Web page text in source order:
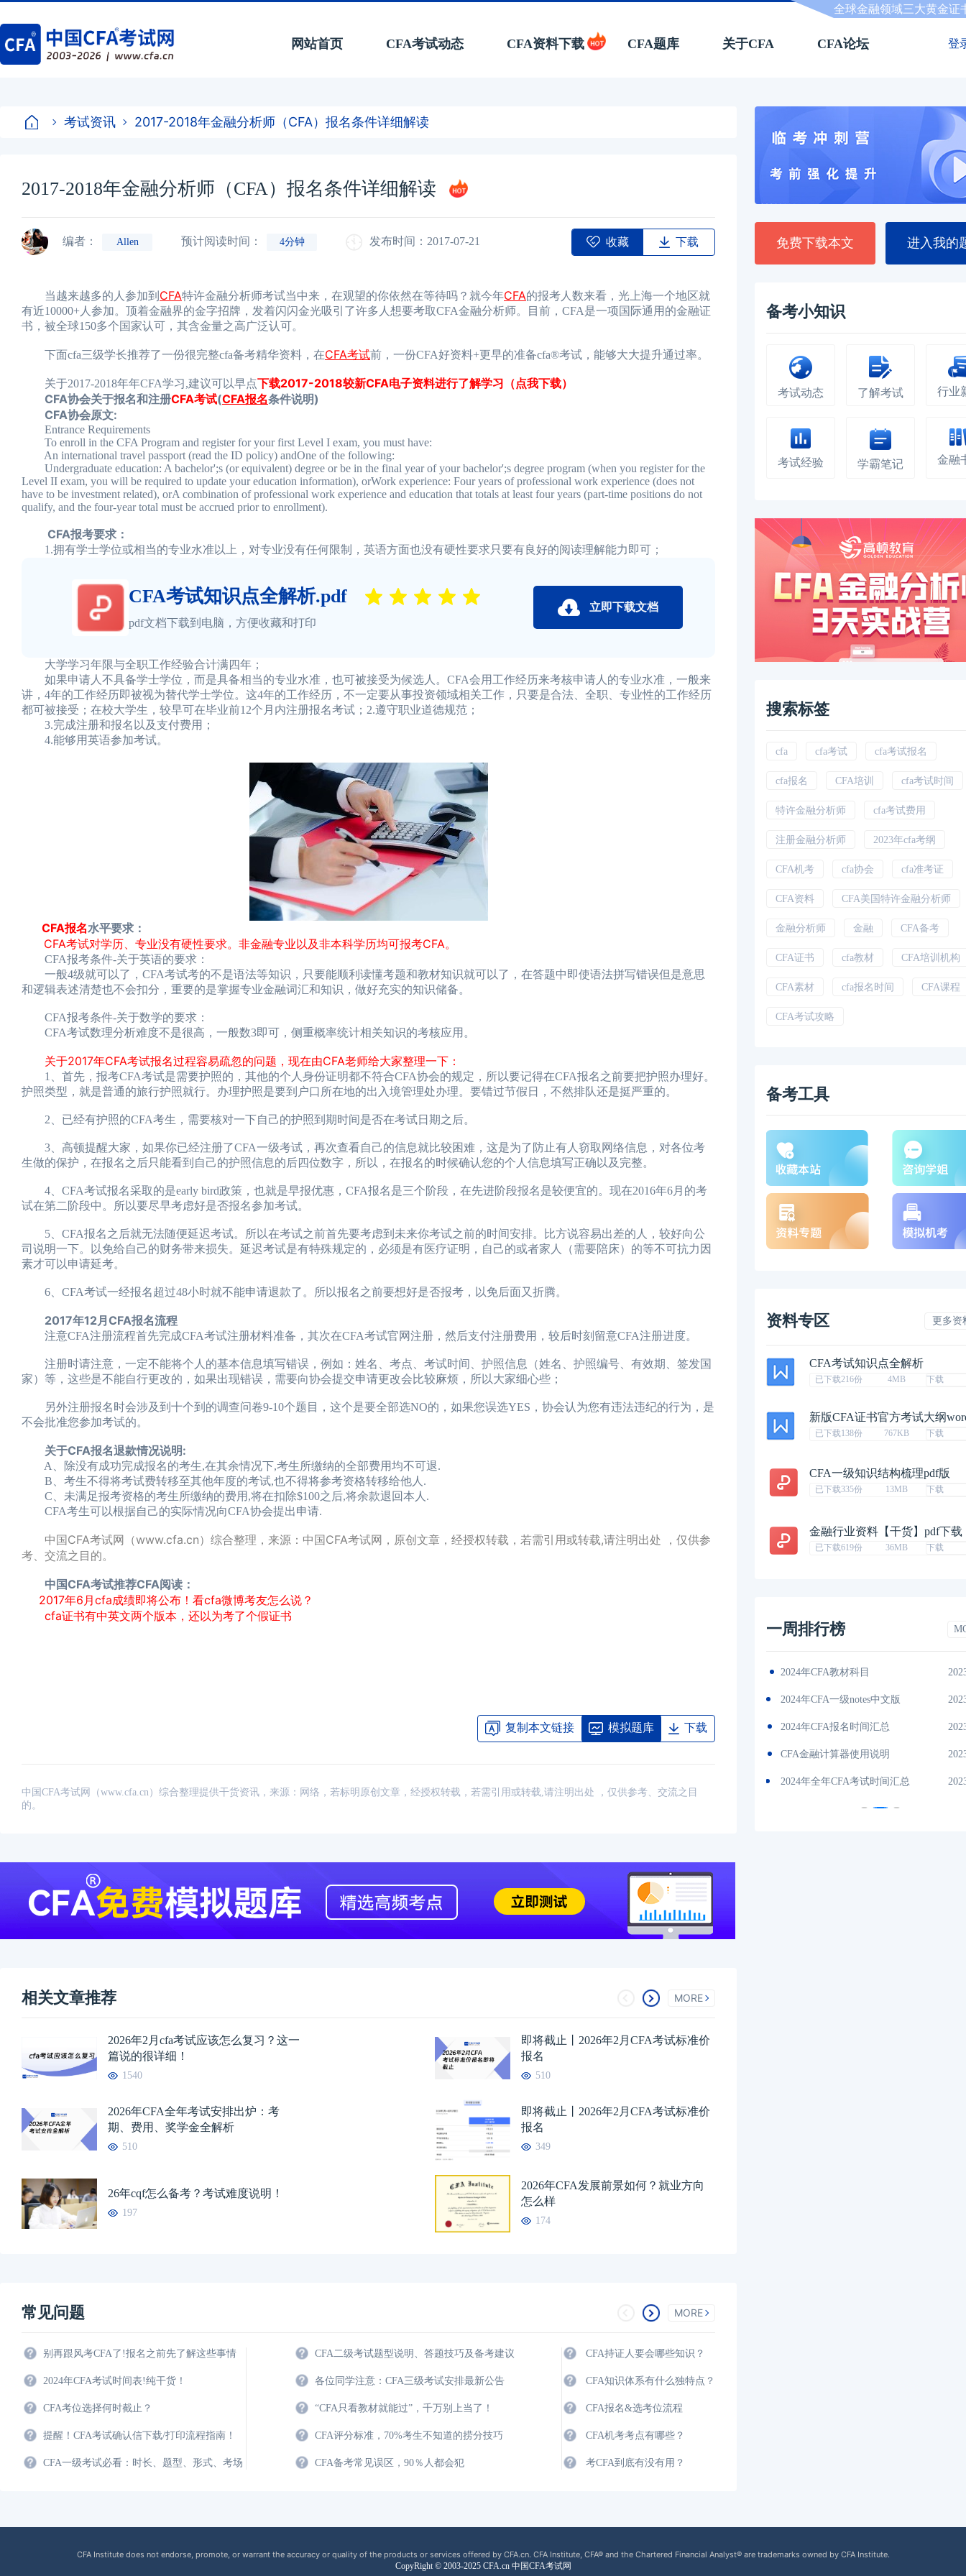
全球金融领域三大黄金证
网站首页 CFA考试动态 CFA资料下载 CFA题库 关于CFA CFA论坛 登
考试资讯 2017-2018年金融分析师（CFA）报名条件详细解读
2017-2018年金融分析师（CFA）报名条件详细解读
编者： Allen 预计阅读时间： 4分钟 发布时间：2017-07-21 收藏 下载
当越来越多的人参加到 CFA特许金融分析师考试当中来，在观望的你依然在等待吗？就今年CFA的报考人数来看，光上海一个地区就
有近10000+人参加。顶着金融界的金字招牌，发着闪闪金光吸引了许多人想要考取CFA金融分析师。目前，CFA是一项国际通用的金融证
书，被全球150多个国家认可，其含金量之高广泛认可。
下面cfa三级学长推荐了一份很完整cfa备考精华资料，在CFA考试前，一份CFA好资料+更早的准备cfa®考试，能够大大提升通过率。
关于2017-2018年年CFA学习,建议可以早点下载2017-2018较新CFA电子资料进行了解学习（点我下载）
CFA协会关于报名和注册CFA考试(CFA报名条件说明)
CFA协会原文:
Entrance Requirements
To enroll in the CFA Program and register for your first Level I exam, you must have:
An international travel passport (read the ID policy) andOne of the following:
Undergraduate education: A bachelor';s (or equivalent) degree or be in the final year of your bachelor';s degree program (when you register for the
Level II exam, you will be required to update your education information), orWork experience: Four years of professional work experience (does not
have to be investment related), orA combination of professional work experience and education that totals at least four years (part-time positions do not
qualify, and the four-year total must be accrued prior to enrollment).
CFA报考要求：
1.拥有学士学位或相当的专业水准以上，对专业没有任何限制，英语方面也没有硬性要求只要有良好的阅读理解能力即可；
CFA考试知识点全解析.pdf
pdf文档下载到电脑，方便收藏和打印
立即下载文档
大学学习年限与全职工作经验合计满四年；
如果申请人不具备学士学位，而是具备相当的专业水准，也可被接受为候选人。CFA会用工作经历来考核申请人的专业水准，一般来
讲，4年的工作经历即被视为替代学士学位。这4年的工作经历，不一定要从事投资领域相关工作，只要是合法、全职、专业性的工作经历
都可被接受；在校大学生，较早可在毕业前12个月内注册报名考试；2.遵守职业道德规范；
3.完成注册和报名以及支付费用；
4.能够用英语参加考试。
CFA报名水平要求：
CFA考试对学历、专业没有硬性要求。非金融专业以及非本科学历均可报考CFA。
CFA报考条件-关于英语的要求：
一般4级就可以了，CFA考试考的不是语法等知识，只要能顺利读懂考题和教材知识就可以了，在答题中即使语法拼写错误但是意思
和逻辑表述清楚也不会扣分，重要的是掌握专业金融词汇和知识，做好充实的知识储备。
CFA报考条件-关于数学的要求：
CFA考试数理分析难度不是很高，一般数3即可，侧重概率统计相关知识的考核应用。
关于2017年CFA考试报名过程容易疏忽的问题，现在由CFA老师给大家整理一下：
1、首先，报考CFA考试是需要护照的，其他的个人身份证明都不符合CFA协会的规定，所以要记得在CFA报名之前要把护照办理好。
护照类型，就是普通的旅行护照就行。办理护照是要到户口所在地的出入境管理处办理。要错过节假日，不然排队还是挺严重的。
2、已经有护照的CFA考生，需要核对一下自己的护照到期时间是否在考试日期之后。
3、高顿提醒大家，如果你已经注册了CFA一级考试，再次查看自己的信息就比较困难，这是为了防止有人窃取网络信息，对各位考
生做的保护，在报名之后只能看到自己的护照信息的后四位数字，所以，在报名的时候确认您的个人信息填写正确以及完整。
4、CFA考试报名采取的是early bird政策，也就是早报优惠，CFA报名是三个阶段，在先进阶段报名是较便宜的。现在2016年6月的考
试在第二阶段中。所以要尽早考虑好是否报名参加考试。
5、CFA报名之后就无法随便延迟考试。所以在考试之前首先要考虑到未来你考试之前的时间安排。比方说容易出差的人，较好向公
司说明一下。以免给自己的财务带来损失。延迟考试是有特殊规定的，必须是有医疗证明，自己的或者家人（需要陪床）的等不可抗力因
素才可以申请延考。
6、CFA考试一经报名超过48小时就不能申请退款了。所以报名之前要想好是否报考，以免后面又折腾。
2017年12月CFA报名流程
注意CFA注册流程首先完成CFA考试注册材料准备，其次在CFA考试官网注册，然后支付注册费用，较后时刻留意CFA注册进度。
注册时请注意，一定不能将个人的基本信息填写错误，例如：姓名、考点、考试时间、护照信息（姓名、护照编号、有效期、签发国
家）等，这些是不能自行更改的，如果出现错误，需要向协会提交申请更改会比较麻烦，所以大家细心些；
另外注册报名时会涉及到十个到的调查问卷9-10个题目，这个是要全部选NO的，如果您误选YES，协会认为您有违法违纪的行为，是
不会批准您参加考试的。
关于CFA报名退款情况说明:
A、除没有成功完成报名的考生,在其余情况下,考生所缴纳的全部费用均不可退.
B、考生不得将考试费转移至其他年度的考试,也不得将参考资格转移给他人.
C、未满足报考资格的考生所缴纳的费用,将在扣除$100之后,将余款退回本人.
CFA考生可以根据自己的实际情况向CFA协会提出申请.
中国CFA考试网（www.cfa.cn）综合整理，来源：中国CFA考试网，原创文章，经授权转载，若需引用或转载,请注明出处 ，仅供参
考、交流之目的。
中国CFA考试推荐CFA阅读：
2017年6月cfa成绩即将公布！看cfa微博考友怎么说？
cfa证书有中英文两个版本，还以为考了个假证书
复制本文链接 模拟题库 下载
中国CFA考试网（www.cfa.cn）综合整理提供干货资讯，来源：网络，若标明原创文章，经授权转载，若需引用或转载,请注明出处 ，仅供参考、交流之目
的。
相关文章推荐 MORE
2026年2月cfa考试应该怎么复习？这一
篇说的很详细！
1540
即将截止丨2026年2月CFA考试标准价
报名
510
2026年CFA全年考试安排出炉：考
期、费用、奖学金全解析
510
即将截止丨2026年2月CFA考试标准价
报名
349
26年cqf怎么备考？考试难度说明！
197
2026年CFA发展前景如何？就业方向
怎么样
174
常见问题 MORE
别再跟风考CFA了!报名之前先了解这些事情
2024年CFA考试时间表!纯干货！
CFA考位选择何时截止？
提醒！CFA考试确认信下载/打印流程指南！
CFA一级考试必看：时长、题型、形式、考场
CFA二级考试题型说明、答题技巧及备考建议
各位同学注意：CFA三级考试安排最新公告
“CFA只看教材就能过”，千万别上当了！
CFA评分标准，70%考生不知道的捞分技巧
CFA备考常见误区，90％人都会犯
CFA持证人要会哪些知识？
CFA知识体系有什么独特点？
CFA报名&选考位流程
CFA机考考点有哪些？
考CFA到底有没有用？
免费下载本文 进入我的
备考小知识
考试动态 了解考试 行业
考试经验 学霸笔记 金融
搜索标签
cfa cfa考试 cfa考试报名
cfa报名 CFA培训 cfa考试时间
特许金融分析师 cfa考试费用
注册金融分析师 2023年cfa考纲
CFA机考 cfa协会 cfa准考证
CFA资料 CFA美国特许金融分析师
金融分析师 金融 CFA备考
CFA证书 cfa教材 CFA培训机构
CFA素材 cfa报名时间 CFA课程
CFA考试攻略
备考工具
资料专区 更多资
CFA考试知识点全解析
已下载216份 4MB 下载
新版CFA证书官方考试大纲
已下载138份 767KB 下载
CFA一级知识结构梳理pdf版
已下载335份 13MB 下载
金融行业资料【干货】pdf下载
已下载619份 36MB 下载
一周排行榜
2023-11-17 2024年CFA报名时间汇总
（CFA）协会介绍
cfa考试报名条件
CFA一级考试内容
2024CFA考试费用一览表
2024年cfa报名官网入口
CFA Institute does not endorse, promote, or warrant the accuracy or quality of the products or services offered by CFA.cn. CFA Institute, CFA® and the Chartered Financial Analyst® are trademarks owned by CFA Institute.
CopyRight © 2003-2025 CFA.cn 中国CFA考试网